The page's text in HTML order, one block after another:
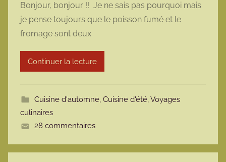
r
m
t
Bonjour, bonjour !! Je ne sais pas pourquoi mais
je pense toujours que le poisson fumé et le
fromage sont deux
Continuer la lecture
Cuisine d'automne, Cuisine d'été,Voyages
culinaires
28 commentaires